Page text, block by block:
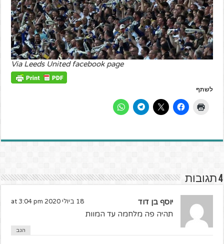
Via Leeds United facebook page
לשתף
4 תגובות
יוסף בן דוד 18 ביולי 2020 at 3:04 pm
תהיה פה מלחמה עד המוות
הגב